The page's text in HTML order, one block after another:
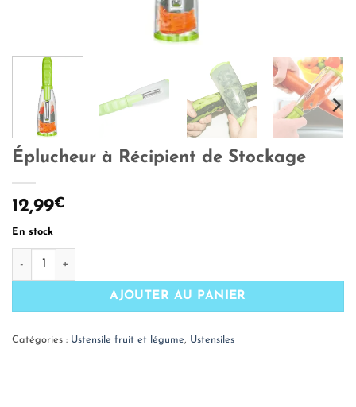
Éplucheur à Récipient de Stockage
12,99€
En stock
quantité de Éplucheur à Récipient de Stockage
AJOUTER AU PANIER
Catégories : Ustensile fruit et légume, Ustensiles